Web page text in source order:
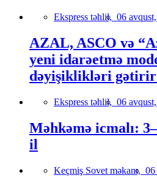
Ekspress təhlil, 06
AZAL, ASCO və
yeni idarəetmə
dəyişiklikləri
Ekspress təhlil, 06
Məhkəmə icmalı:
il
Keçmiş Sovet məkanı, 06